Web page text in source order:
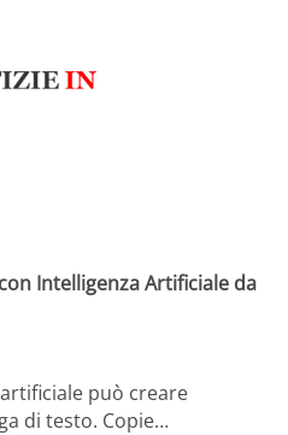
Intelligenza Artificiale da
può creare
di testo. Copie…